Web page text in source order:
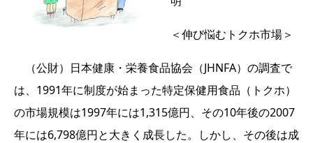
＜伸び悩むトクホ市場＞
（公財）日本健康・栄養食品協会（JHNFA）の調査で
は、1991年に制度が始まった特定保健用食品（トクホ）
の市場規模は1997年には1,315億円、その10年後の2007
年には6,798億円と大きく成長した。しかし、その後は成